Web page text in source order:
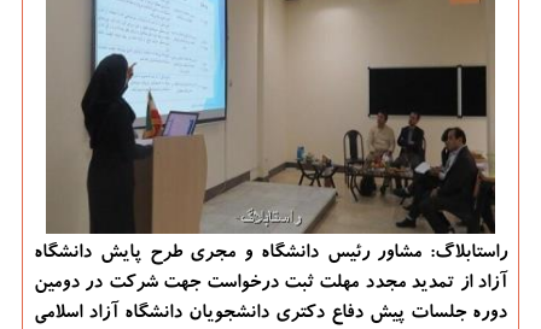
راستابلاگ: مشاور رئیس دانشگاه و مجری طرح پایش دانشگاه
آزاد از تمدید مجدد مهلت ثبت درخواست جهت شرکت در دومین
دوره جلسات پیش دفاع دکتری دانشجویان دانشگاه آزاد اسلامی